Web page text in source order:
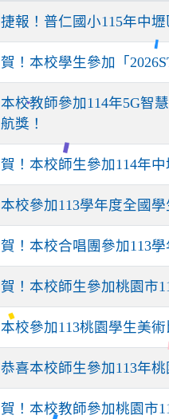
捷報！普仁國小115年中
賀！本校學生參加「
本校教師參加114年5G智
航獎！
賀！本校師生參加114年
本校參加113學年度全國
賀！本校合唱團參加113
賀！本校師生參加桃園市
本校參加113桃園學生美
恭喜本校師生參加113年
賀！本校教師參加桃園市